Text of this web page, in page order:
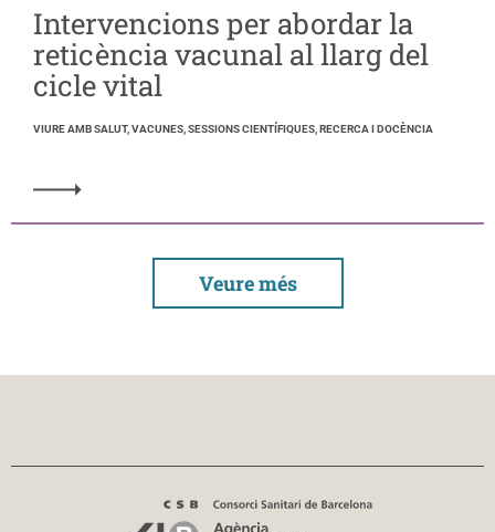
Intervencions per abordar la
reticència vacunal al llarg del
cicle vital
VIURE AMB SALUT, VACUNES, SESSIONS CIENTÍFIQUES, RECERCA I DOCÈNCIA
Veure més